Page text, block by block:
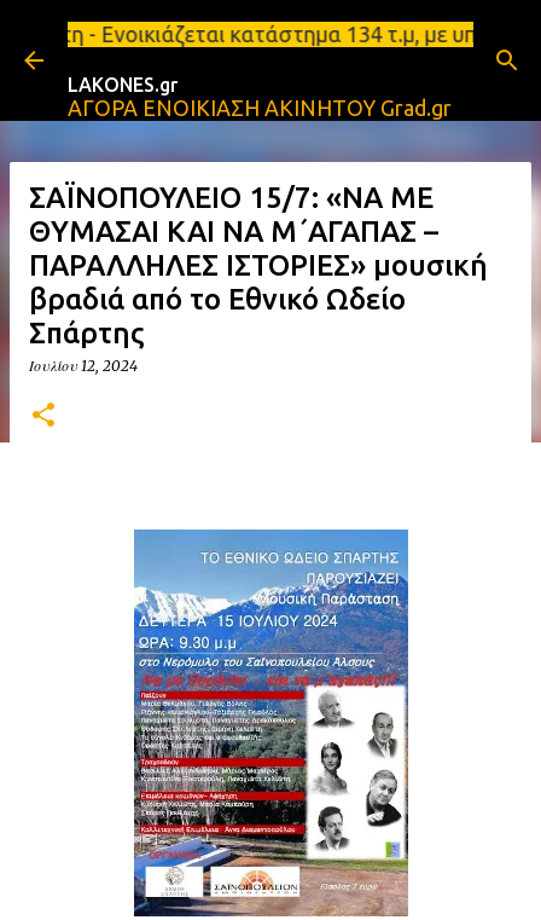
Μετάβαση στο κύριο περιεχόμενο
κατάστημα 134 τ.μ, με υπόγειο
LAKONES.gr
ΑΓΟΡΑ ΕΝΟΙΚΙΑΣΗ ΑΚΙΝΗΤΟΥ Grad.gr
ΣΑΪΝΟΠΟΥΛΕΙΟ 15/7: «ΝΑ ΜΕ
ΘΥΜΑΣΑΙ ΚΑΙ ΝΑ Μ΄ΑΓΑΠΑΣ –
ΠΑΡΑΛΛΗΛΕΣ ΙΣΤΟΡΙΕΣ» μουσική
βραδιά από το Εθνικό Ωδείο
Σπάρτης
Ιουλίου 12, 2024